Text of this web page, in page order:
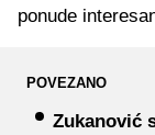
ponude
POVEZANO
Zukanović